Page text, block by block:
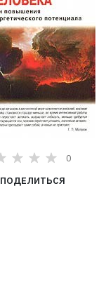
0
ПОДЕЛИТЬСЯ